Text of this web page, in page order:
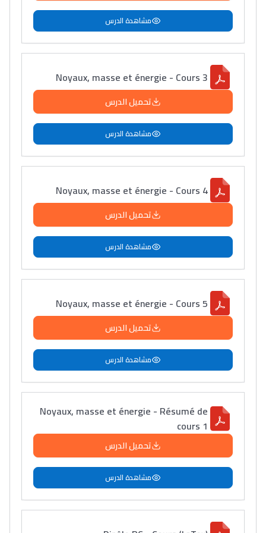
التعليم الثانوي التأهيلي
Post-Bac
+ de 78 Sujets
Interviews/Vidéos
+ de 89 Interviews/Vidéos
دليل المهن
ما يزيد عن 149 مهنة
دليل التوجيه
التوجيه بالثانوي و الإعدادي
باش تقدر تساعد الناس
يلقاو التوازن من الدّاخل
ومن الخارج، بشرى
مشاهدة الدرس
Noyaux, masse et énergie - Cours 3
تحميل الدرس
مشاهدة الدرس
Noyaux, masse et énergie - Cours 4
تحميل الدرس
مشاهدة الدرس
Noyaux, masse et énergie - Cours 5
تحميل الدرس
مشاهدة الدرس
Noyaux, masse et énergie - Résumé de
cours 1
تحميل الدرس
مشاهدة الدرس